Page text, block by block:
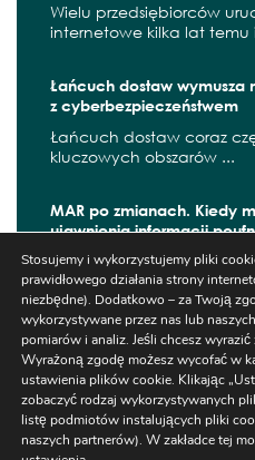
Wielu przedsiębiorców
internetowe kilka lat temu
Łańcuch dostaw wymusza
z cyberbezpieczeństwem
Łańcuch dostaw coraz
kluczowych obszarów ...
MAR po zmianach. Kiedy
ujawnienia informacji
W czerwcu 2026 r.
zmiany wynikające z ...
Stosujemy i wykorzystujemy pliki
prawidłowego działania strony
niezbędne). Dodatkowo – za Twoją
wykorzystywane przez nas lub
pomiarów i analiz. Jeśli chcesz
Wyrażoną zgodę możesz wycofać w
ustawienia plików cookie. Klikając
zobaczyć rodzaj wykorzystywanych
listę podmiotów instalujących pliki
naszych partnerów). W zakładce tej